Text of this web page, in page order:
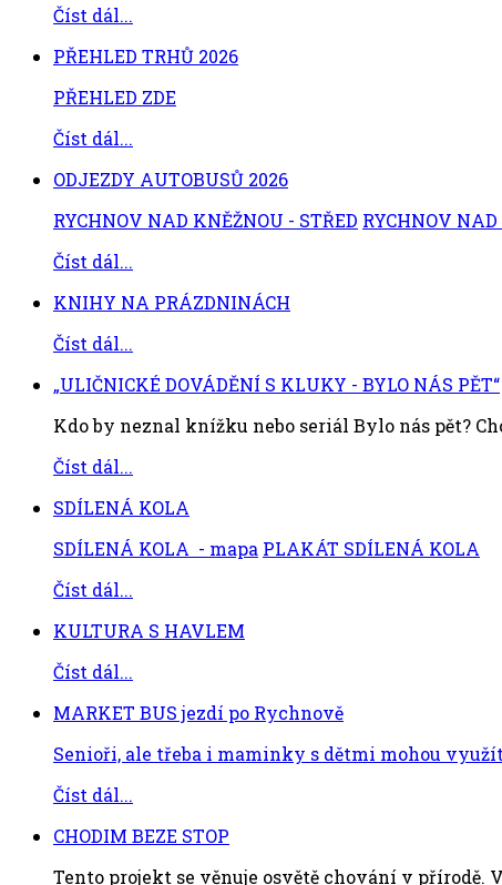
Číst dál...
PŘEHLED TRHŮ 2026
PŘEHLED ZDE
Číst dál...
ODJEZDY AUTOBUSŮ 2026
RYCHNOV NAD KNĚŽNOU - STŘED RYCHNOV
Číst dál...
KNIHY NA PRÁZDNINÁCH
Číst dál...
„ULIČNICKÉ DOVÁDĚNÍ S KLUKY - BYLO NÁS PĚT“
Kdo by neznal knížku nebo seriál Bylo nás pět?
Číst dál...
SDÍLENÁ KOLA
SDÍLENÁ KOLA - mapa PLAKÁT SDÍLENÁ KOLA
Číst dál...
KULTURA S HAVLEM
Číst dál...
MARKET BUS jezdí po Rychnově
Senioři, ale třeba i maminky s dětmi mohou
Číst dál...
CHODIM BEZE STOP
Tento projekt se věnuje osvětě chování v přírodě.